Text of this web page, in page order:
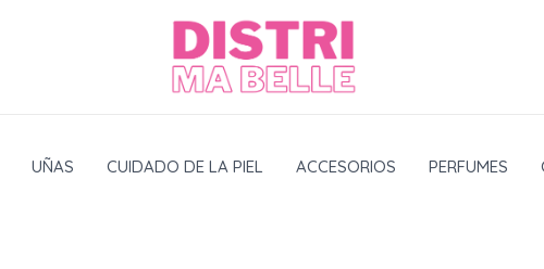
UÑAS CUIDADO DE LA PIEL ACCESORIOS PERFUMES